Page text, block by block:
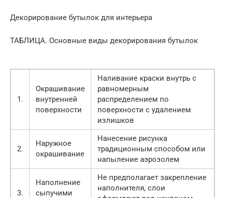
Декорирование бутылок для интерьера
ТАБЛИЦА. Основные виды декорирования бутылок
1.
Окрашивание
внутренней
поверхности
Наливание краски внутрь с
равномерным
распределением по
поверхности с удалением
излишков
2.
Наружное
окрашивание
Нанесение рисунка
традиционным способом или
напыление аэрозолем
3.
Наполнение
сыпучими
Не предполагает закрепление
наполнителя, слои